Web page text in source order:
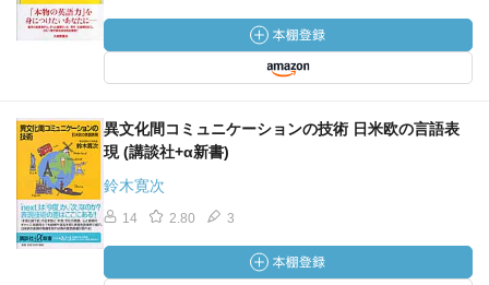
異文化間コミュニケーションの技術 日米欧の言語表
現 (講談社+α新書)
鈴木寛次
14 2.80 3